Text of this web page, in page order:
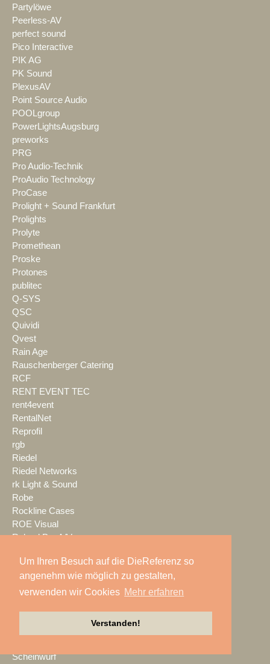
Um Ihren Besuch auf die DieReferenz so
angenehm wie möglich zu gestalten,
verwenden wir Cookies Mehr erfahren
Verstanden!
Partylöwe
Peerless-AV
perfect sound
Pico Interactive
PIK AG
PK Sound
PlexusAV
Point Source Audio
POOLgroup
PowerLightsAugsburg
preworks
PRG
Pro Audio-Technik
ProAudio Technology
ProCase
Prolight + Sound Frankfurt
Prolights
Prolyte
Promethean
Proske
Protones
publitec
Q-SYS
QSC
Quividi
Qvest
Rain Age
Rauschenberger Catering
RCF
RENT EVENT TEC
rent4event
RentalNet
Reprofil
rgb
Riedel
Riedel Networks
rk Light & Sound
Robe
Rockline Cases
ROE Visual
Roland Pro A/V
RØDE
S.E.A. Vertrieb
Salzbrenner
Scheinwurf